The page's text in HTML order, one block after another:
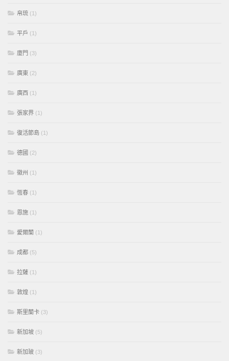
帛琉 (1)
平戶 (1)
廈門 (3)
廣東 (2)
廣西 (1)
張家界 (1)
復活節島 (1)
德國 (2)
徽州 (1)
恆春 (1)
恩施 (1)
愛爾蘭 (1)
成都 (5)
拉薩 (1)
敦煌 (1)
斯里蘭卡 (3)
新加坡 (5)
新加玻 (3)